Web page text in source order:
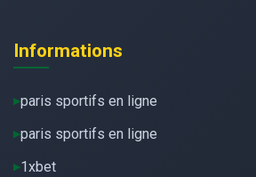
Informations
paris sportifs en ligne
paris sportifs en ligne
1xbet